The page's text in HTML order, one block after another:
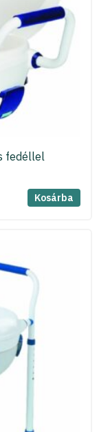
fedéllel
Kosárba